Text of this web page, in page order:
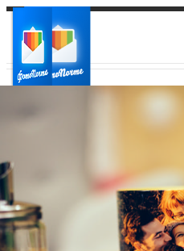
Ваш регион доставки
Выберите из списка: